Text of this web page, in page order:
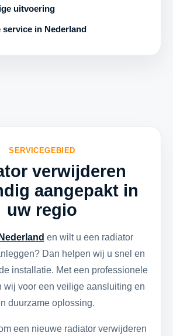
uitvoering
service in Nederland
SERVICEGEBIED
verwijderen
aangepakt in
uw regio
Nederland en wilt u een radiator
Dan helpen wij u snel en
installatie. Met een professionele
wij voor een veilige aansluiting en
duurzame oplossing.
een nieuwe radiator verwijderen